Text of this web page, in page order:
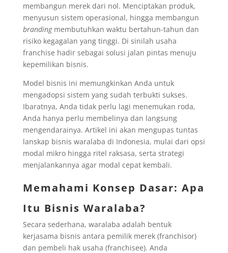
membangun merek dari nol. Menciptakan produk,
menyusun sistem operasional, hingga membangun
brandingmembutuhkan waktu bertahun-tahun dan
risiko kegagalan yang tinggi. Di sinilah usaha
franchise hadir sebagai solusi jalan pintas menuju
kepemilikan bisnis.
Model bisnis ini memungkinkan Anda untuk
mengadopsi sistem yang sudah terbukti sukses.
Ibaratnya, Anda tidak perlu lagi menemukan roda,
Anda hanya perlu membelinya dan langsung
mengendarainya. Artikel ini akan mengupas tuntas
lanskap bisnis waralaba di Indonesia, mulai dari opsi
modal mikro hingga ritel raksasa, serta strategi
menjalankannya agar modal cepat kembali.
Memahami Konsep Dasar: Apa
Itu Bisnis Waralaba?
Secara sederhana, waralaba adalah bentuk
kerjasama bisnis antara pemilik merek (franchisor)
dan pembeli hak usaha (franchisee). Anda